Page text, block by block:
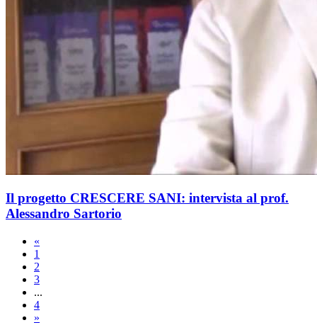
Il progetto CRESCERE SANI: intervista al prof.
Alessandro Sartorio
«
1
2
3
...
4
»